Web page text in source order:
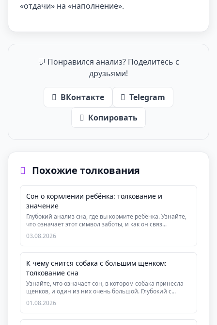
«отдачи» на «наполнение».
💬 Понравился анализ? Поделитесь с
друзьями!
ВКонтакте
Telegram
Копировать
Похожие толкования
Сон о кормлении ребёнка: толкование и
значение
Глубокий анализ сна, где вы кормите ребёнка. Узнайте,
что означает этот символ заботы, и как он связ...
03.08.2026
К чему снится собака с большим щенком:
толкование сна
Узнайте, что означает сон, в котором собака принесла
щенков, и один из них очень большой. Глубокий с...
01.08.2026